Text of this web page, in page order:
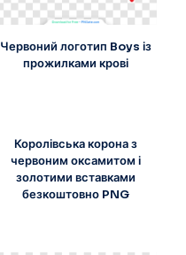
Червоний логотип Boys із
прожилками крові
Королівська корона з
червоним оксамитом і
золотими вставками
безкоштовно PNG